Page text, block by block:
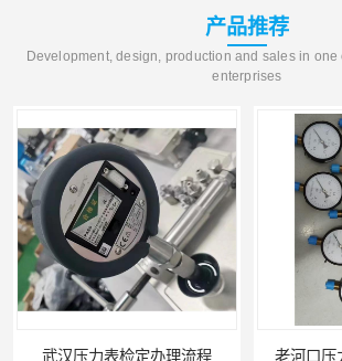
产品推荐
Development, design, production and sales in one
enterprises
武汉压力表检定办理流程 老河口压